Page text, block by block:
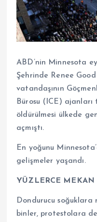
ABD’nin Minnesota
Şehrinde Renee
vatandaşının
Bürosu (ICE)
öldürülmesi ülkede
açmıştı.
En yoğunu
gelişmeler yaşandı.
YÜZLERCE MEKAN
Dondurucu soğuklara
binler, protestolara